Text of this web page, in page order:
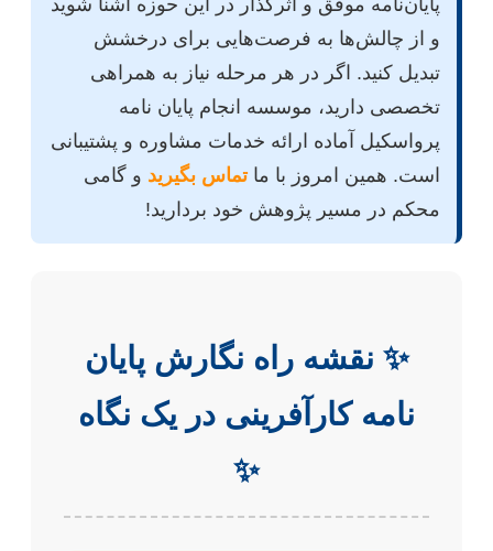
و از چالش‌ها به فرصت‌هایی برای درخشش
تبدیل کنید. اگر در هر مرحله نیاز به همراهی
تخصصی دارید، موسسه انجام پایان نامه
پرواسکیل آماده ارائه خدمات مشاوره و پشتیبانی
است. همین امروز با ماتماس بگیرید و گامی
محکم در مسیر پژوهش خود بردارید!
✨ نقشه راه نگارش پایان
نامه کارآفرینی در یک نگاه
✨